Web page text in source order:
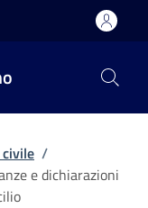
/
e dichiarazioni